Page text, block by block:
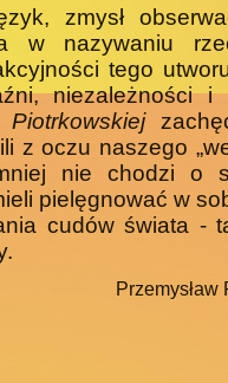
zmysł
w nazywaniu
tego
niezależności i
z oczu naszego
nie chodzi o
pielęgnować w
cudów świata -
Przemysław